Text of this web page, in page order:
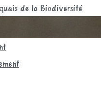
de la Biodiversité